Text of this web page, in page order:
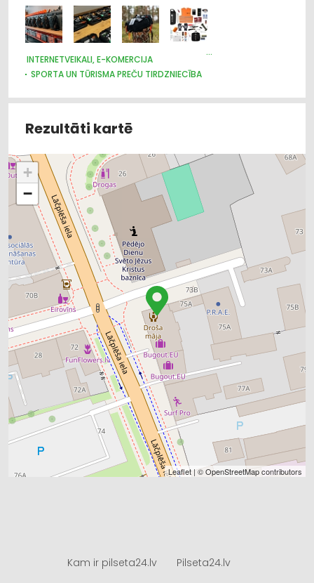
INTERNETVEIKALI, E-KOMERCIJA
SPORTA UN TŪRISMA PREČU TIRDZNIECĪBA
Rezultāti kartē
+
−
Leaflet | ©OpenStreetMapcontributors
Kam ir pilseta24.lv
Pilseta24.lv